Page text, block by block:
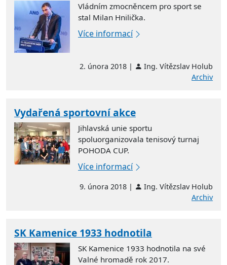
Vládním zmocněncem pro sport se
stal Milan Hnilička.
Více informací
2. února 2018 |
Ing. Vítězslav Holub
Archiv
Vydařená sportovní akce
Jihlavská unie sportu
spoluorganizovala tenisový turnaj
POHODA CUP.
Více informací
9. února 2018 |
Ing. Vítězslav Holub
Archiv
SK Kamenice 1933 hodnotila
SK Kamenice 1933 hodnotila na své
Valné hromadě rok 2017.